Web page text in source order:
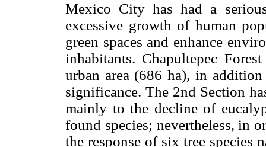
Mexico City has had a
excessive growth of human
green spaces and enhance
inhabitants. Chapultepec
urban area (686 ha), in
significance. The 2nd Section
mainly to the decline of
found species; nevertheless, in
the response of six tree species